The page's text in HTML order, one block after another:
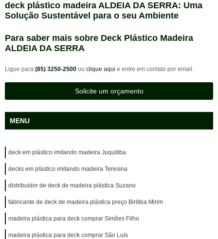
deck plástico madeira ALDEIA DA SERRA: Uma
Solução Sustentável para o seu Ambiente
Para saber mais sobre Deck Plástico Madeira
ALDEIA DA SERRA
Ligue para (85) 3250-2500 ou clique aqui e entre em contato por email.
Solicite um orçamento
MENU
deck em plástico imitando madeira Juquitiba
decks em plástico imitando madeira Teresina
distribuidor de deck de madeira plástica Suzano
fabricante de deck de madeira plástica preço Biritiba Mirim
madeira plástica para deck comprar Simões Filho
madeira plástica para deck comprar São Luís